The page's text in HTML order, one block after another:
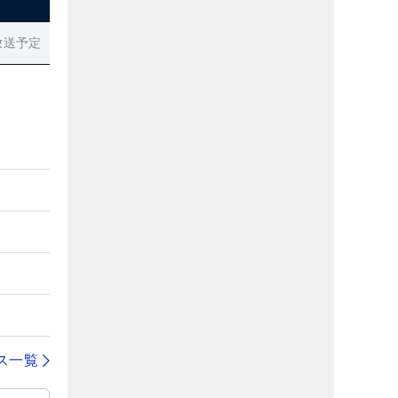
予定
一覧